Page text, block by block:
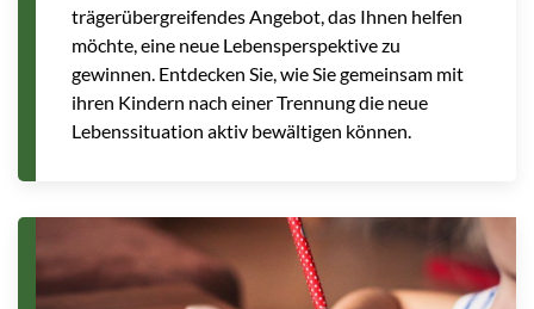
trägerübergreifendes Angebot, das Ihnen helfen
möchte, eine neue Lebensperspektive zu
gewinnen. Entdecken Sie, wie Sie gemeinsam mit
ihren Kindern nach einer Trennung die neue
Lebenssituation aktiv bewältigen können.